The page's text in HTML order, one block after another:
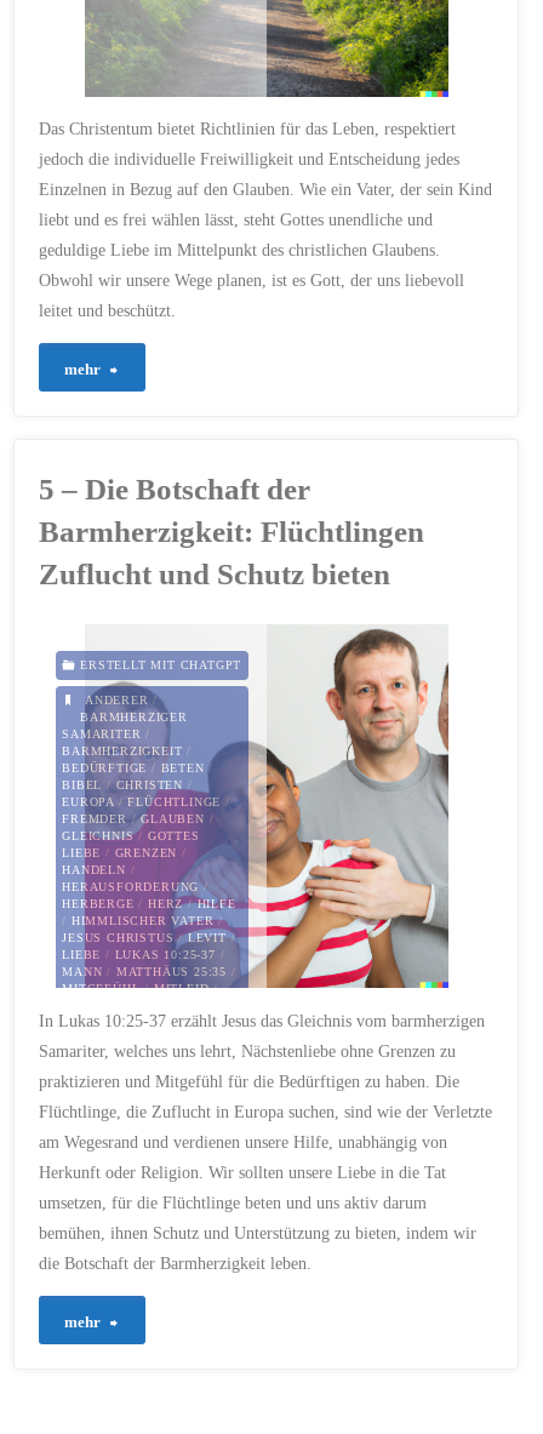
Eine
für
Suchende"
Das Christentum bietet Richtlinien für das Leben, respektiert
jedoch die individuelle Freiwilligkeit und Entscheidung jedes
Einzelnen in Bezug auf den Glauben. Wie ein Vater, der sein Kind
liebt und es frei wählen lässt, steht Gottes unendliche und
geduldige Liebe im Mittelpunkt des christlichen Glaubens.
Obwohl wir unsere Wege planen, ist es Gott, der uns liebevoll
leitet und beschützt.
mehr
Herz
seinen
Weg,
der
Herr
jedoch
lenkt
seinen
5 – Die Botschaft der
Barmherzigkeit: Flüchtlingen
Zuflucht und Schutz bieten
ERSTELLT MIT CHATGPT
ANDERER /
BARMHERZIGER
SAMARITER /
BARMHERZIGKEIT /
BEDÜRFTIGE / BETEN /
BIBEL / CHRISTEN /
EUROPA /FLÜCHTLINGE /
FREMDER/GLAUBEN /
GLEICHNIS/ GOTTES
LIEBE / GRENZEN /
HANDELN /
HERAUSFORDERUNG/
HERBERGE / HERZ/HILFE
/ HIMMLISCHER VATER/
JESUS CHRISTUS /LEVIT/
LIEBE / LUKAS 10:25-37 /
MANN / MATTHÄUS 25:35 /
MITGEFÜHL/MITLEID/
NATIONALITÄT/PFLICHT/
PRIESTER/RÄUBER /
RELIGION
SCHUTZ
/
SICHERHEIT/TAT/
VERLETZT/WEG/
WEISHEIT
WUNDEN
19. SEPTEMBER 2023
In Lukas 10:25-37 erzählt Jesus das Gleichnis vom barmherzigen
Samariter, welches uns lehrt, Nächstenliebe ohne Grenzen zu
praktizieren und Mitgefühl für die Bedürftigen zu haben. Die
Flüchtlinge, die Zuflucht in Europa suchen, sind wie der Verletzte
am Wegesrand und verdienen unsere Hilfe, unabhängig von
Herkunft oder Religion. Wir sollten unsere Liebe in die Tat
umsetzen, für die Flüchtlinge beten und uns aktiv darum
bemühen, ihnen Schutz und Unterstützung zu bieten, indem wir
die Botschaft der Barmherzigkeit leben.
mehr